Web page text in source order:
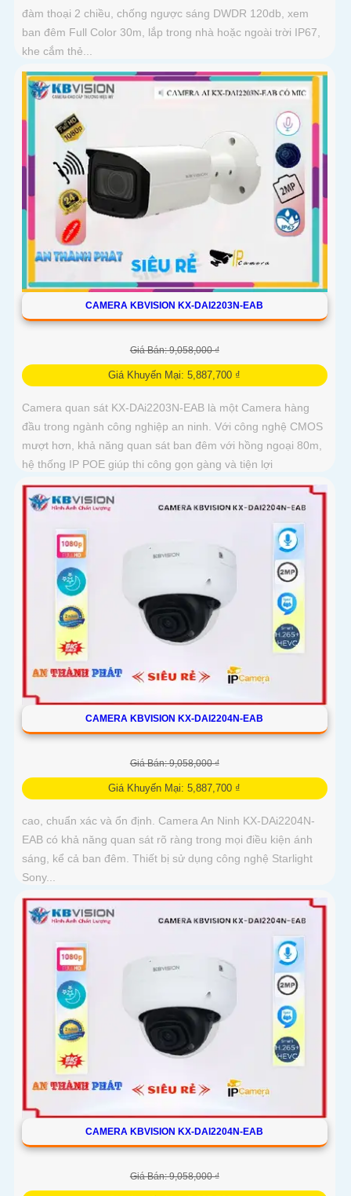
đàm thoại 2 chiều, chống ngược sáng DWDR 120db, xem
ban đêm Full Color 30m, lắp trong nhà hoặc ngoài trời IP67,
khe cắm thẻ...
CAMERA KBVISION KX-DAI2203N-EAB
Giá Bán: 9,058,000 ₫
Giá Khuyến Mại: 5,887,700 ₫
Camera quan sát KX-DAi2203N-EAB là một Camera hàng
đầu trong ngành công nghiệp an ninh. Với công nghệ CMOS
mượt hơn, khả năng quan sát ban đêm với hồng ngoại 80m,
hệ thống IP POE giúp thi công gọn gàng và tiện lợi
CAMERA KBVISION KX-DAI2204N-EAB
Giá Bán: 9,058,000 ₫
Giá Khuyến Mại: 5,887,700 ₫
cao, chuẩn xác và ổn định. Camera An Ninh KX-DAi2204N-
EAB có khả năng quan sát rõ ràng trong mọi điều kiện ánh
sáng, kể cả ban đêm. Thiết bị sử dụng công nghệ Starlight
Sony...
CAMERA KBVISION KX-DAI2204N-EAB
Giá Bán: 9,058,000 ₫